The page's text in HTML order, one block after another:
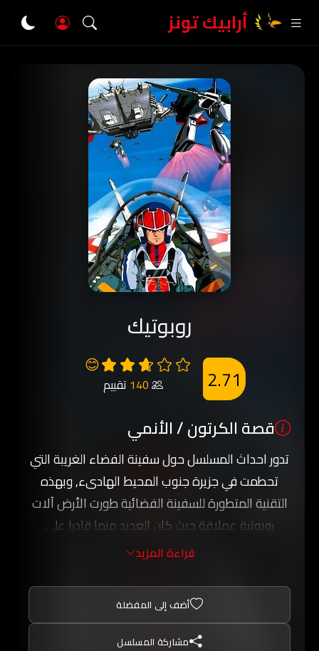
أرابيك تونز
روبوتيك
😊
140 تقييم 2.71
قصة الكرتون / الأنمي
تدور احداث المسلسل حول سفينة الفضاء الغريبة التي
تحطمت في جزيرة جنوب المحيط الهادىء, وبهذه
التقنية المتطورة للسفينة الفضائية طورت الأرض آلات
روبوتية عملاقة حيث كان العديد منها قادرا على
التحول الى مركبات ولكن بعدة فترة قصيرة تعرضت
الكتطورة لمحاربة الغزو الفضائي خارج الأرض وكانت
هذه الالات قوية لردع الغزاة. المصدر : ستادريما
قراءة المزيد
أضف إلى المفضلة
مشاركة المسلسل